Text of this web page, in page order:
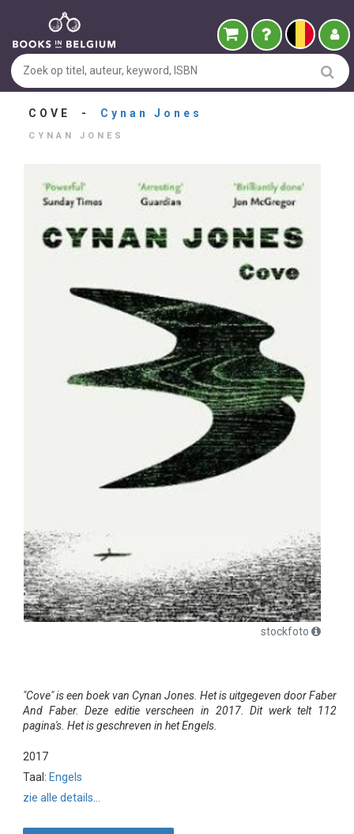
COVE - Cynan Jones
CYNAN JONES
stockfoto
"Cove" is een boek van Cynan Jones. Het is uitgegeven door Faber
And Faber. Deze editie verscheen in 2017. Dit werk telt 112
pagina's. Het is geschreven in het Engels.
2017
Taal: Engels
zie alle details...